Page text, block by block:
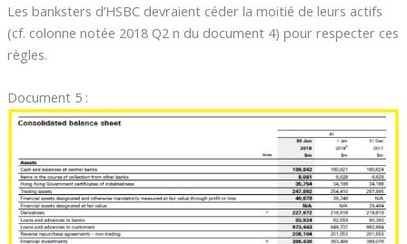
Les banksters d’HSBC devraient céder la moitié de leurs actifs
(cf. colonne notée 2018 Q2 n du document 4) pour respecter ces
règles.
Document 5 :